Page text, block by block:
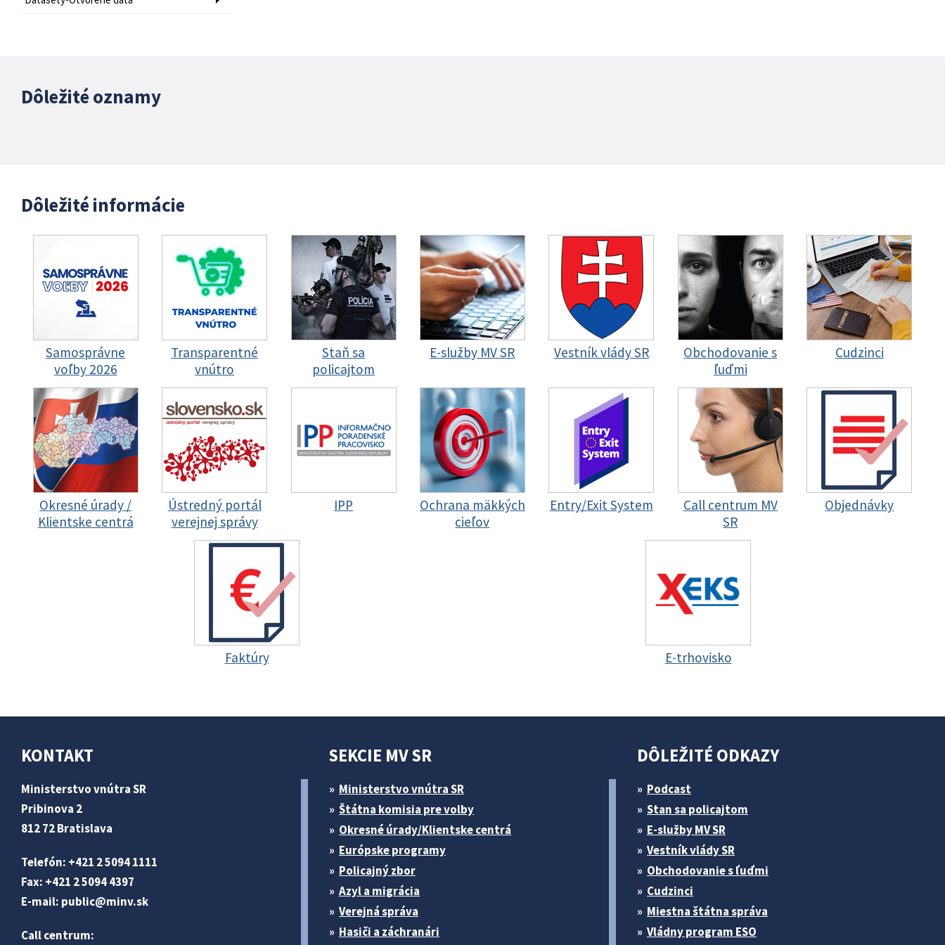
Dôležité oznamy
Dôležité informácie
Samosprávne
voľby 2026
Transparentné
vnútro
Staň sa
policajtom
E-služby MV SR Vestník vlády SR
Obchodovanie s
ľuďmi
Cudzinci
Okresné úrady /
Klientske centrá
Ústredný portál
verejnej správy
IPP
Ochrana mäkkých
cieľov
Entry/Exit System
Call centrum MV
SR
Objednávky
Faktúry E-trhovisko
KONTAKT
Ministerstvo vnútra SR
Pribinova 2
812 72 Bratislava
Telefón: +421 2 5094 1111
Fax: +421 2 5094 4397
E-mail: public@minv.sk
Call centrum:
SEKCIE MV SR
Ministerstvo vnútra SR
Štátna komisia pre volby
Okresné úrady/Klientske centrá
Európske programy
Policajný zbor
Azyl a migrácia
Verejná správa
Hasiči a záchranári
DÔLEŽITÉ ODKAZY
Podcast
Stan sa policajtom
E-služby MV SR
Vestník vlády SR
Obchodovanie s ľuďmi
Cudzinci
Miestna štátna správa
Vládny program ESO